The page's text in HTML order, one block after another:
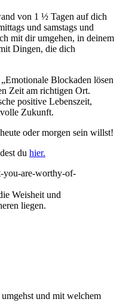
von 1 ½ Tagen auf dich
und samstags und
mit dir umgehen, in deinem
Dingen, die dich
Blockaden lösen
Zeit am richtigen Ort.
positive Lebenszeit,
Zukunft.
oder morgen sein willst!
du hier.
Weisheit und
liegen.
und mit welchem